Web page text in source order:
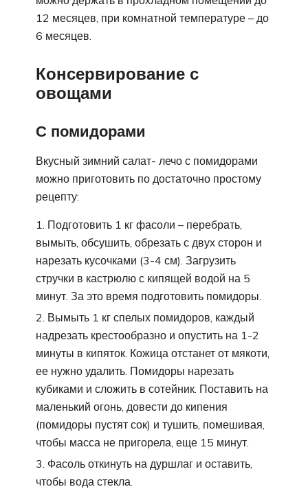
12 месяцев, при комнатной температуре – до
6 месяцев.
Консервирование с
овощами
С помидорами
Вкусный зимний салат- лечо с помидорами
можно приготовить по достаточно простому
рецепту:
Подготовить 1 кг фасоли – перебрать,
вымыть, обсушить, обрезать с двух сторон и
нарезать кусочками (3-4 см). Загрузить
стручки в кастрюлю с кипящей водой на 5
минут. За это время подготовить помидоры.
Вымыть 1 кг спелых помидоров, каждый
надрезать крестообразно и опустить на 1-2
минуты в кипяток. Кожица отстанет от мякоти,
ее нужно удалить. Помидоры нарезать
кубиками и сложить в сотейник. Поставить на
маленький огонь, довести до кипения
(помидоры пустят сок) и тушить, помешивая,
чтобы масса не пригорела, еще 15 минут.
Фасоль откинуть на дуршлаг и оставить,
чтобы вода стекла.